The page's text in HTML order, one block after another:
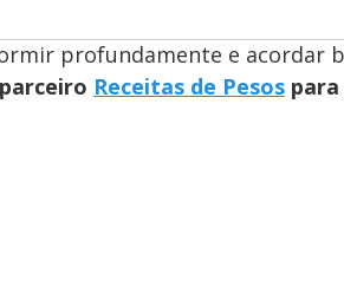
profundamente e acordar
Receitas de Pesos